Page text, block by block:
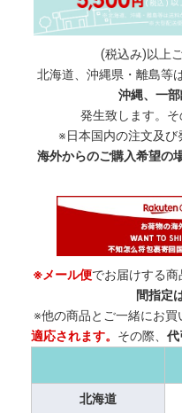
(税込み)以上
北海道、沖縄県・離島等
沖縄、一
発生致します。そ
※日本国内の注文及び
海外からのご購入希望の
※メール便でお届けする商
間指定
※他の商品とご一緒にお買
適応されます。 その際、 代
北海道